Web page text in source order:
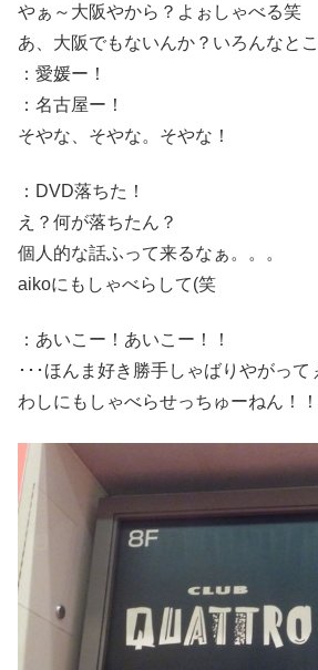
やぁ～大阪やから？よぉしゃべる笑
あ、大阪でもないんか？いろんなと
：愛媛ー！
：名古屋ー！
そやな、そやな。そやな！
：DVD落ちた！
え？何が落ちたん？
個人的な話ふって来るなぁ。。。
aikoにもしゃべらして(笑
：あいこー！あいこー！！
･･･ほんま好き勝手しゃばりやがって
わしにもしゃべらせっちゅーねん！